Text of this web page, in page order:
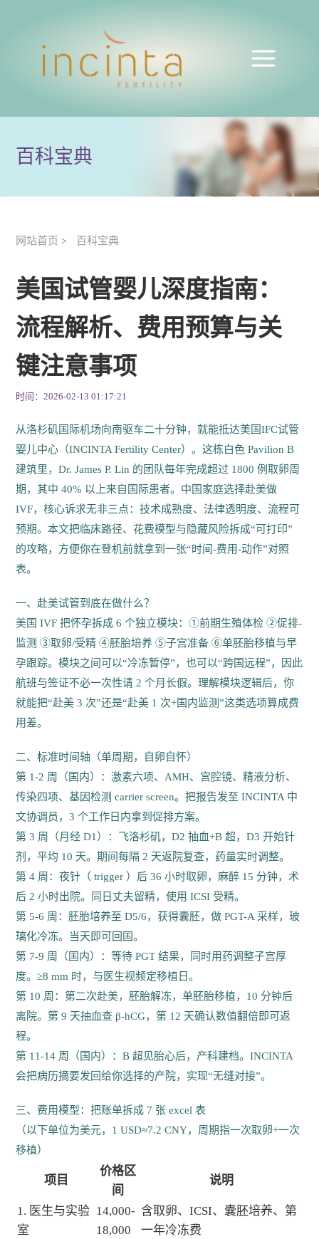
百科宝典
网站首页 > 百科宝典
美国试管婴儿深度指南：
流程解析、费用预算与关
键注意事项
时间：2026-02-13 01:17:21
从洛杉矶国际机场向南驱车二十分钟，就能抵达美国IFC试管
婴儿中心（INCINTA Fertility Center）。这栋白色 Pavilion B
建筑里，Dr. James P. Lin 的团队每年完成超过 1800 例取卵周
期，其中 40% 以上来自国际患者。中国家庭选择赴美做
IVF，核心诉求无非三点：技术成熟度、法律透明度、流程可
预期。本文把临床路径、花费模型与隐藏风险拆成“可打印”
的攻略，方便你在登机前就拿到一张“时间-费用-动作”对照
表。
一、赴美试管到底在做什么？
美国 IVF 把怀孕拆成 6 个独立模块：①前期生殖体检 ②促排-
监测 ③取卵/受精 ④胚胎培养 ⑤子宫准备 ⑥单胚胎移植与早
孕跟踪。模块之间可以“冷冻暂停”，也可以“跨国远程”，因此
航班与签证不必一次性请 2 个月长假。理解模块逻辑后，你
就能把“赴美 3 次”还是“赴美 1 次+国内监测”这类选项算成费
用差。
二、标准时间轴（单周期，自卵自怀）
第 1-2 周（国内）：激素六项、AMH、宫腔镜、精液分析、
传染四项、基因检测 carrier screen。把报告发至 INCINTA 中
文协调员，3 个工作日内拿到促排方案。
第 3 周（月经 D1）：飞洛杉矶，D2 抽血+B 超，D3 开始针
剂，平均 10 天。期间每隔 2 天返院复查，药量实时调整。
第 4 周：夜针（ trigger ）后 36 小时取卵，麻醉 15 分钟，术
后 2 小时出院。同日丈夫留精，使用 ICSI 受精。
第 5-6 周：胚胎培养至 D5/6，获得囊胚，做 PGT-A 采样，玻
璃化冷冻。当天即可回国。
第 7-9 周（国内）：等待 PGT 结果，同时用药调整子宫厚
度。≥8 mm 时，与医生视频定移植日。
第 10 周：第二次赴美，胚胎解冻，单胚胎移植，10 分钟后
离院。第 9 天抽血查 β-hCG，第 12 天确认数值翻倍即可返
程。
第 11-14 周（国内）：B 超见胎心后，产科建档。INCINTA
会把病历摘要发回给你选择的产院，实现“无缝对接”。
三、费用模型：把账单拆成 7 张 excel 表
（以下单位为美元，1 USD≈7.2 CNY，周期指一次取卵+一次
移植）
项目
价格区
间
说明
1. 医生与实验
室
14,000-
18,000
含取卵、ICSI、囊胚培养、第
一年冷冻费